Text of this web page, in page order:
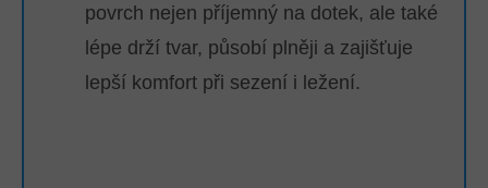
povrch nejen příjemný na dotek, ale také
lépe drží tvar, působí plněji a zajišťuje
lepší komfort při sezení i ležení.